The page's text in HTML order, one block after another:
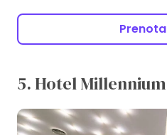
5. Hotel